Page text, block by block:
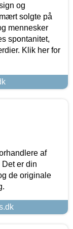
og
solgte på
mennesker
spontanitet,
Klik her for
af
er din
de originale